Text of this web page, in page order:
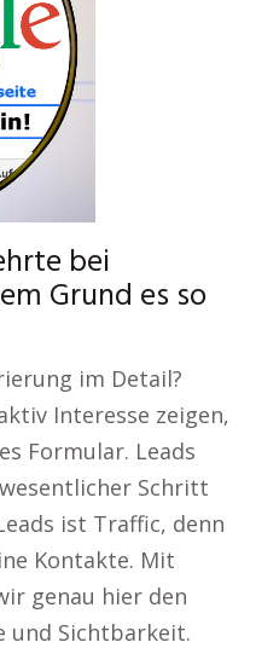
bei
Grund es so
im Detail?
Interesse zeigen,
Formular. Leads
Schritt
ist Traffic, denn
Kontakte. Mit
genau hier den
und Sichtbarkeit.